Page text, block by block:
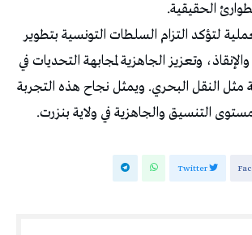
الحقيقية.
لتؤكد التزام السلطات التونسية بتطوير
وتعزيز الجاهزية لمجابهة التحديات في
مثل النقل البحري. ويمثل نجاح هذه التجربة
التنسيق والجاهزية في ولاية بنزرت.
Twitter